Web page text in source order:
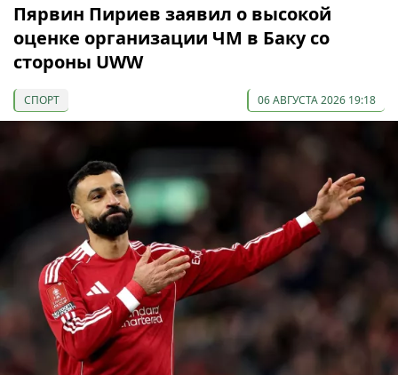
Пярвин Пириев заявил о высокой
оценке организации ЧМ в Баку со
стороны UWW
СПОРТ 06 АВГУСТА 2026 19:18